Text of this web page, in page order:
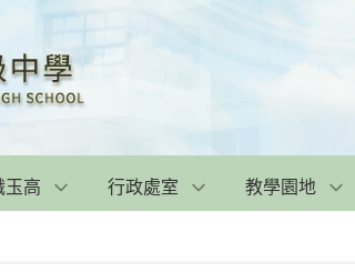
玉高 行政處室 教學園地